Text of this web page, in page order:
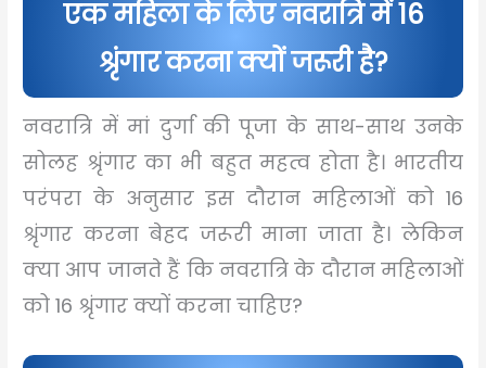
एक महिला के लिए नवरात्रि में 16
श्रृंगार करना क्यों जरूरी है?
नवरात्रि में मां दुर्गा की पूजा के साथ-साथ उनके
सोलह श्रृंगार का भी बहुत महत्व होता है। भारतीय
परंपरा के अनुसार इस दौरान महिलाओं को 16
श्रृंगार करना बेहद जरूरी माना जाता है। लेकिन
क्या आप जानते हैं कि नवरात्रि के दौरान महिलाओं
को 16 श्रृंगार क्यों करना चाहिए?